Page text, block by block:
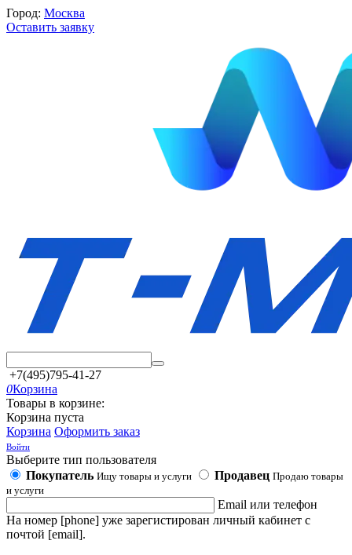
Город: Москва
Оставить заявку
+7(495)795-41-27
0Корзина
Товары в корзине:
Корзина пуста
Корзина Оформить заказ
Войти
Выберите тип пользователя
Покупатель Ищу товары и услуги Продавец Продаю товары
и услуги
Email или телефон
На номер [phone] уже зарегистирован личный кабинет с
почтой [email].